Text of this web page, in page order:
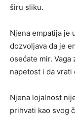
širu sliku.
Njena empatija je
dozvoljava da je
osećate mir. Vaga
napetost i da vrati
Njena lojalnost
prihvati kao svog